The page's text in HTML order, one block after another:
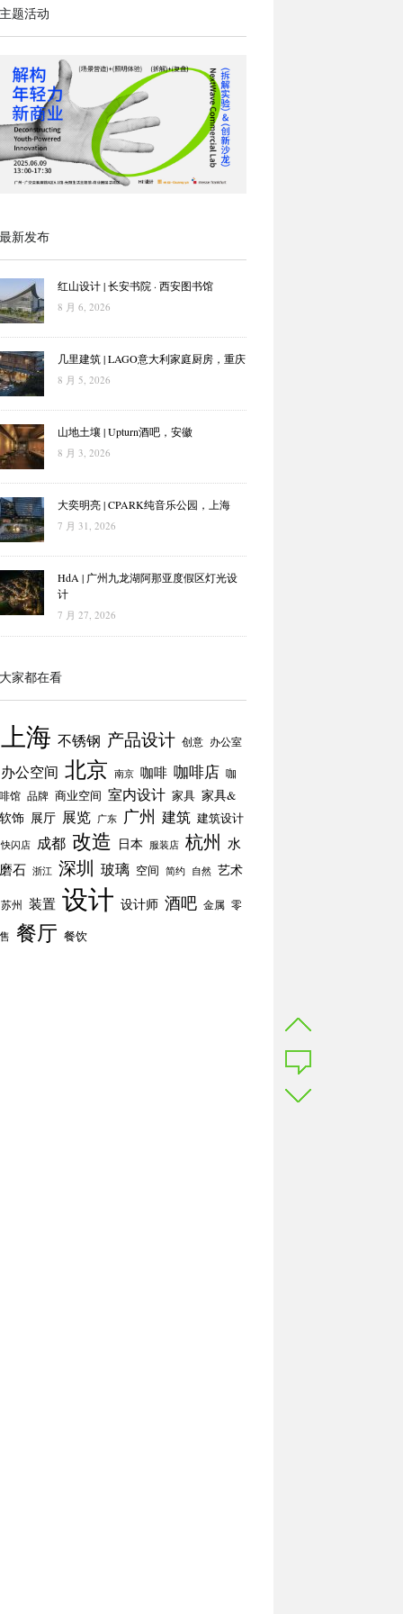
题活动
新发布
红山设计 | 长安书院 · 西安图书馆
8 月 6, 2026
几里建筑 | LAGO意大利家庭厨房，重庆
8 月 5, 2026
山地土壤 | Upturn酒吧，安徽
8 月 3, 2026
大奕明亮 | CPARK纯音乐公园，上海
7 月 31, 2026
HdA | 广州九龙湖阿那亚度假区灯光设
计
7 月 27, 2026
家都在看
上海 不锈钢 产品设计 创意 办公室
办公空间 北京 南京 咖啡 咖啡店 咖
馆 品牌 商业空间 室内设计 家具 家具&
饰 展厅 展览 广东 广州 建筑 建筑设计
快闪店 成都 改造 日本 服装店 杭州 水
石 浙江 深圳 玻璃 空间 简约 自然 艺术
苏州 装置 设计 设计师 酒吧 金属 零
餐厅 餐饮